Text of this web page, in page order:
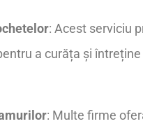
: Acest serviciu
a curăța și
: Multe firme